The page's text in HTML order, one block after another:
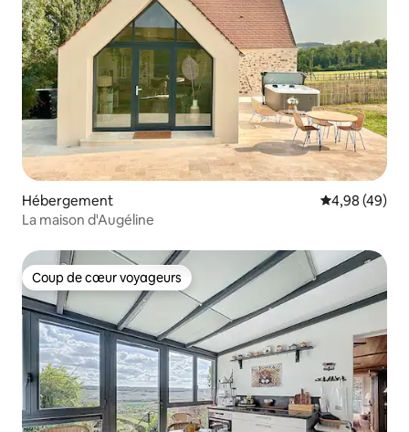
Hébergement Évaluation
4,98 (49)
La maison d'Augéline
Coup de cœur voyageurs
Coup de cœur voyageurs